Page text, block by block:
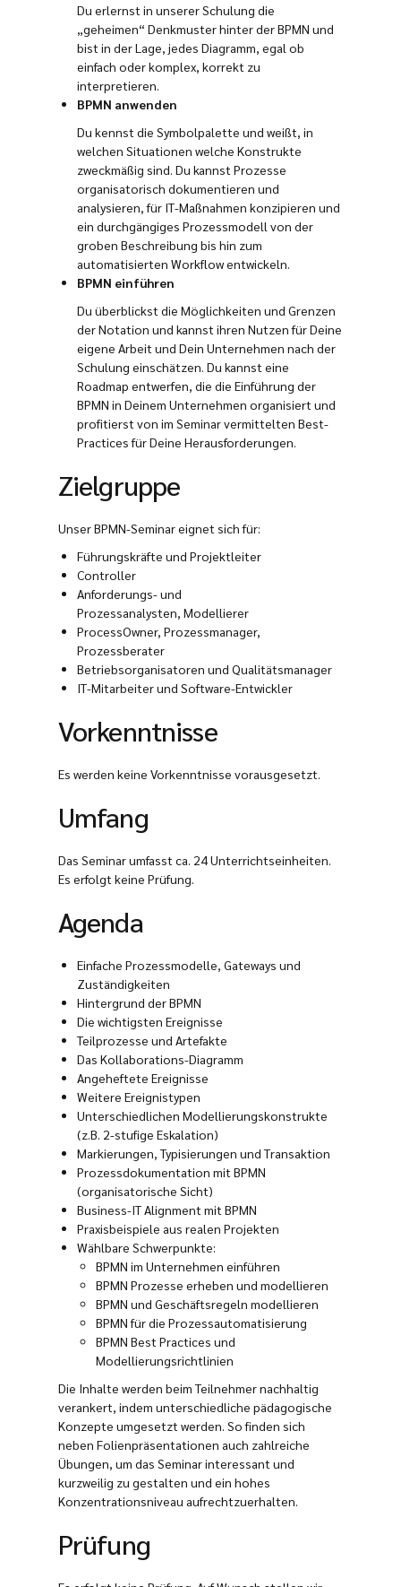
Du erlernst in unserer Schulung die
„geheimen“ Denkmuster hinter der BPMN und
bist in der Lage, jedes Diagramm, egal ob
einfach oder komplex, korrekt zu
interpretieren.
BPMN anwenden
Du kennst die Symbolpalette und weißt, in
welchen Situationen welche Konstrukte
zweckmäßig sind. Du kannst Prozesse
organisatorisch dokumentieren und
analysieren, für IT-Maßnahmen konzipieren und
ein durchgängiges Prozessmodell von der
groben Beschreibung bis hin zum
automatisierten Workflow entwickeln.
BPMN einführen
Du überblickst die Möglichkeiten und Grenzen
der Notation und kannst ihren Nutzen für Deine
eigene Arbeit und Dein Unternehmen nach der
Schulung einschätzen. Du kannst eine
Roadmap entwerfen, die die Einführung der
BPMN in Deinem Unternehmen organisiert und
profitierst von im Seminar vermittelten Best-
Practices für Deine Herausforderungen.
Zielgruppe
Unser BPMN-Seminar eignet sich für:
Führungskräfte und Projektleiter
Controller
Anforderungs- und
Prozessanalysten, Modellierer
ProcessOwner, Prozessmanager,
Prozessberater
Betriebsorganisatoren und Qualitätsmanager
IT-Mitarbeiter und Software-Entwickler
Vorkenntnisse
Es werden keine Vorkenntnisse vorausgesetzt.
Umfang
Das Seminar umfasst ca. 24 Unterrichtseinheiten.
Es erfolgt keine Prüfung.
Agenda
Einfache Prozessmodelle, Gateways und
Zuständigkeiten
Hintergrund der BPMN
Die wichtigsten Ereignisse
Teilprozesse und Artefakte
Das Kollaborations-Diagramm
Angeheftete Ereignisse
Weitere Ereignistypen
Unterschiedlichen Modellierungskonstrukte
(z.B. 2-stufige Eskalation)
Markierungen, Typisierungen und Transaktion
Prozessdokumentation mit BPMN
(organisatorische Sicht)
Business-IT Alignment mit BPMN
Praxisbeispiele aus realen Projekten
Wählbare Schwerpunkte:
BPMN im Unternehmen einführen
BPMN Prozesse erheben und modellieren
BPMN und Geschäftsregeln modellieren
BPMN für die Prozessautomatisierung
BPMN Best Practices und
Modellierungsrichtlinien
Die Inhalte werden beim Teilnehmer nachhaltig
verankert, indem unterschiedliche pädagogische
Konzepte umgesetzt werden. So finden sich
neben Folienpräsentationen auch zahlreiche
Übungen, um das Seminar interessant und
kurzweilig zu gestalten und ein hohes
Konzentrationsniveau aufrechtzuerhalten.
Prüfung